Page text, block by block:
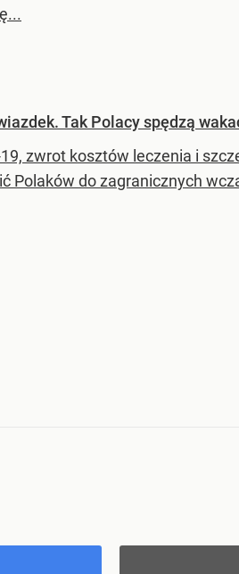
Tak Polacy spędzą
zwrot kosztów leczenia i
Polaków do zagranicznych